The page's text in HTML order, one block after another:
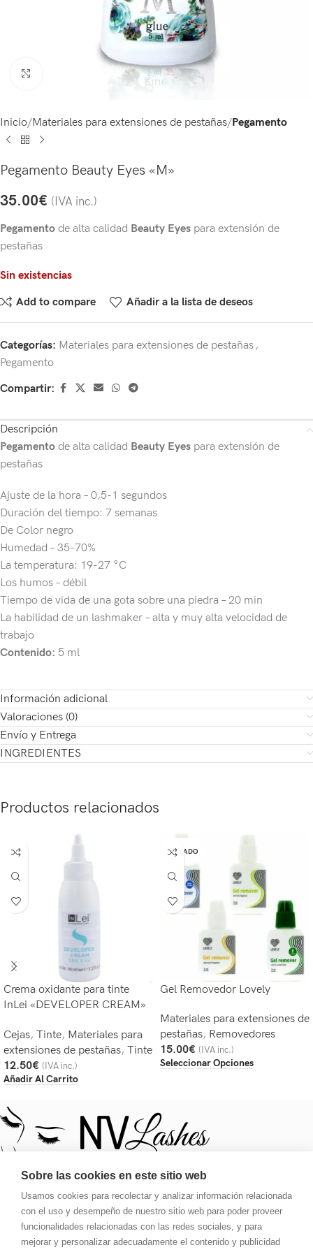
Inicio Materiales para extensiones de pestañas Pegamento
Pegamento Beauty Eyes «M»
35.00€ (IVA inc.)
Pegamento de alta calidad Beauty Eyes para extensión de
pestañas
Sin existencias
Add to compare
Añadir a la lista de deseos
Categorías: Materiales para extensiones de pestañas,
Pegamento
Compartir:
Descripción
Pegamento de alta calidad Beauty Eyes para extensión de
pestañas
Ajuste de la hora – 0,5-1 segundos
Duración del tiempo: 7 semanas
De Color negro
Humedad – 35-70%
La temperatura: 19-27 °C
Los humos – débil
Tiempo de vida de una gota sobre una piedra – 20 min
La habilidad de un lashmaker – alta y muy alta velocidad de
trabajo
Contenido: 5 ml
Información adicional
Valoraciones (0)
Envío y Entrega
INGREDIENTES
Productos relacionados
Crema oxidante para tinte
InLei «DEVELOPER CREAM»
Cejas, Tinte, Materiales para
extensiones de pestañas, Tinte
12.50€ (IVA inc.)
Añadir Al Carrito
AGOTADO
Gel Removedor Lovely
Materiales para extensiones de
pestañas, Removedores
15.00€ (IVA inc.)
Seleccionar Opciones
Tu destino para una mirada deslumbrante. Pestañas, tinte,
pegamento, extensiones y ajustes de cejas.
Carrer de Galileu 134, Local 1, 08028, Barcelona
Sobre las cookies en este sitio web
Usamos cookies para recolectar y analizar información relacionada
con el uso y desempeño de nuestro sitio web para poder proveer
funcionalidades relacionadas con las redes sociales, y para
mejorar y personalizar adecuadamente el contenido y publicidad